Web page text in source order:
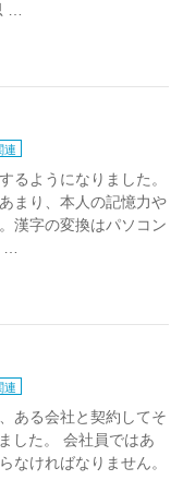
…
連
るようになりました。
まり、本人の記憶力や
漢字の変換はパソコン
連
ある会社と契約してそ
した。 会社員ではあ
なければなりません。